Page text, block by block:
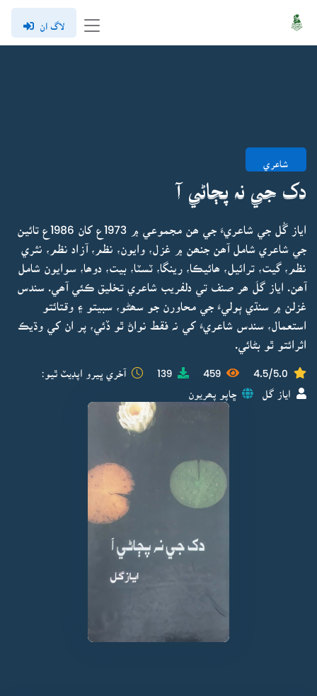
لاگ ان
شاعري
دک جي نہ پڄاڻي آ
اياز گُل جي شاعريءَ جي ھن مجموعي ۾ 1973ع کان 1986ع تائين
جي شاعري شامل آھن جنھن ۾ غزل، وايون، نظم، آزاد نظم، نثري
نظم، گيت، ترائيل، ھائيڪا، رينگا، ٽسٽا، بيت، دوھا، سوايون شامل
آھن. اياز گلَ ھر صنف تي دلفريب شاعري تخليق ڪئي آھي. سندس
غزلن ۾ سنڌي ٻوليءَ جي محاورن جو سھڻو، سبيتو ۽ وقتائتو
استعمال، سندس شاعريءَ کي نہ فقط نواڻ ٿو ڏئي، پر ان کي وڌيڪ
اثرائتو ٿو بڻائي.
4.5/5.0
459
139 آخري ڀيرو اپڊيٽ ٿيو:
اياز گل ڇاپو پھريون